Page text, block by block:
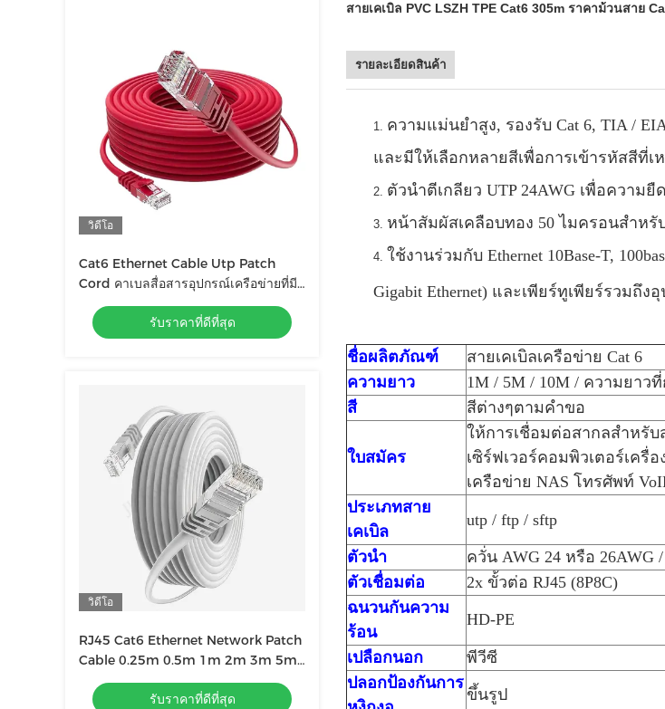
วิดีโอ
Cat6 Ethernet Cable Utp Patch
Cord คาเบลสื่อสารอุปกรณ์เครือข่ายที่มี
เครื่องเชื่อม RJ45
รับราคาที่ดีที่สุด
วิดีโอ
RJ45 Cat6 Ethernet Network Patch
Cable 0.25m 0.5m 1m 2m 3m 5m
6m 10m 20m 30m 40m 50m
รับราคาที่ดีที่สุด
สายเคเบิล PVC LSZH TPE Cat6 305m ราคาม้วนสาย
รายละเอียดสินค้า
ความแม่นยำสูง, รองรับ Cat 6, TIA /
และมีให้เลือกหลายสีเพื่อการเข้ารหัสสีที่เ
ตัวนำตีเกลียว UTP 24AWG เพื่อความ
หน้าสัมผัสเคลือบทอง 50 ไมครอนสำห
ใช้งานร่วมกับ Ethernet 10Base-T,
Gigabit Ethernet) และเพียร์ทูเพียร์รวมถึ
ชื่อผลิตภัณฑ์
สายเคเบิลเครือข่าย Cat 6
ความยาว
1M / 5M / 10M / ความยาว
สี
สีต่างๆตามคำขอ
ใบสมัคร
ให้การเชื่อมต่อสากลสำหรั
เซิร์ฟเวอร์คอมพิวเตอร์เครื่
เครือข่าย NAS โทรศัพท์
ประเภทสาย
เคเบิล
utp / ftp / sftp
ตัวนำ
ควั่น AWG 24 หรือ 26AWG
ตัวเชื่อมต่อ
2x ขั้วต่อ RJ45 (8P8C)
ฉนวนกันความ
ร้อน
HD-PE
เปลือกนอก
พีวีซี
ปลอกป้องกันการ
ขึ้นรูป